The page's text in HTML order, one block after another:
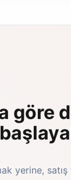
göre
yerine,